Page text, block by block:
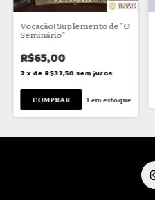
Vocação! Suplemento de "O
Seminário"
R$65,00
2 x de R$32,50 sem juros
1 em estoque